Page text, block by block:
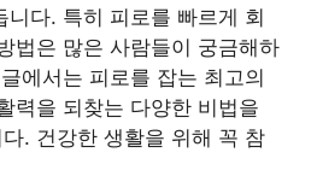
니다. 특히 피로를 빠르게 회
법은 많은 사람들이 궁금해하
에서는 피로를 잡는 최고의
력을 되찾는 다양한 비법을
. 건강한 생활을 위해 꼭 참